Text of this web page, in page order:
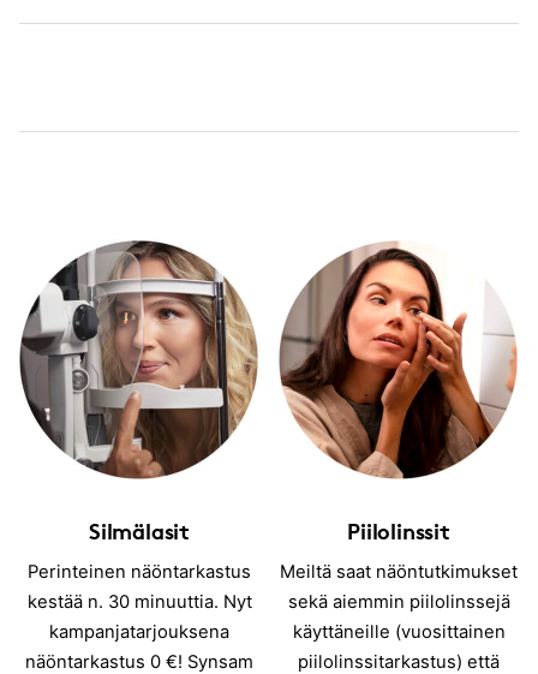
Silmälasit
Perinteinen näöntarkastus
kestää n. 30 minuuttia. Nyt
kampanjatarjouksena
näöntarkastus 0 €! Synsam
Piilolinssit
Meiltä saat näöntutkimukset
sekä aiemmin piilolinssejä
käyttäneille (vuosittainen
piilolinssitarkastus) että